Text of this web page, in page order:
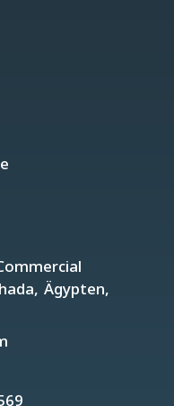
Ägypten,